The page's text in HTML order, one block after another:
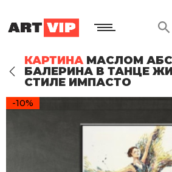
КАРТИНА МАСЛОМ
БАЛЕРИНА В ТАНЦЕ
СТИЛЕ ИМПАСТО
-10%